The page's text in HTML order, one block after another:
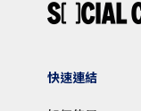
快速連結